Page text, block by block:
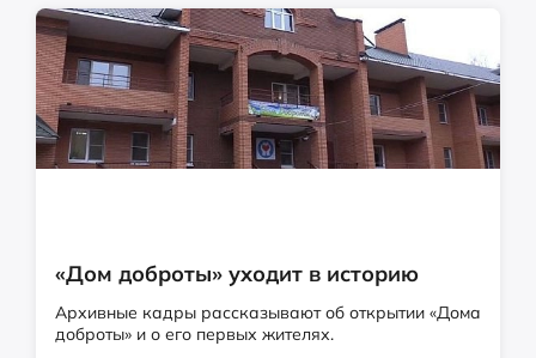
«Дом доброты» уходит в историю
Архивные кадры рассказывают об открытии «Дома
доброты» и о его первых жителях.